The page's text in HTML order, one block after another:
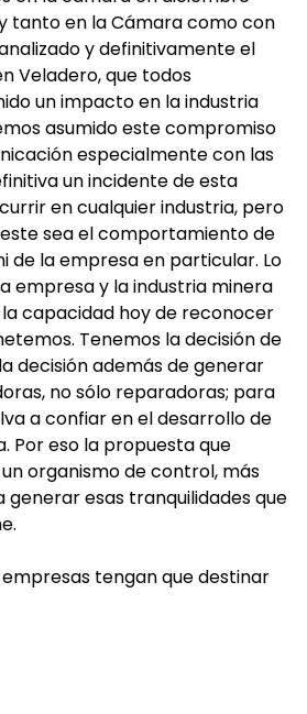
tanto en la Cámara como con
y definitivamente el
Veladero, que todos
un impacto en la industria
asumido este compromiso
especialmente con las
un incidente de esta
en cualquier industria, pero
sea el comportamiento de
de la empresa en particular. Lo
empresa y la industria minera
capacidad hoy de reconocer
Tenemos la decisión de
decisión además de generar
no sólo reparadoras; para
a confiar en el desarrollo de
Por eso la propuesta que
organismo de control, más
generar esas tranquilidades que
tengan que destinar